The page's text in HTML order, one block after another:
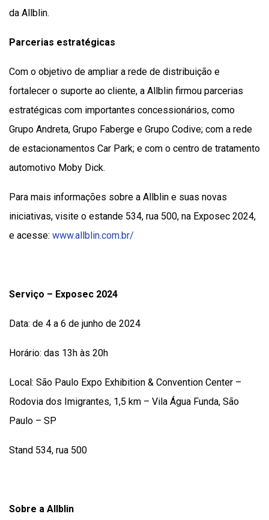
da Allblin.
Parcerias estratégicas
Com o objetivo de ampliar a rede de distribuição e
fortalecer o suporte ao cliente, a Allblin firmou parcerias
estratégicas com importantes concessionários, como
Grupo Andreta, Grupo Faberge e Grupo Codive; com a rede
de estacionamentos Car Park; e com o centro de tratamento
automotivo Moby Dick.
Para mais informações sobre a Allblin e suas novas
iniciativas, visite o estande 534, rua 500, na Exposec 2024,
e acesse: www.allblin.com.br/
Serviço – Exposec 2024
Data: de 4 a 6 de junho de 2024
Horário: das 13h às 20h
Local: São Paulo Expo Exhibition & Convention Center –
Rodovia dos Imigrantes, 1,5 km – Vila Água Funda, São
Paulo – SP
Stand 534, rua 500
Sobre a Allblin